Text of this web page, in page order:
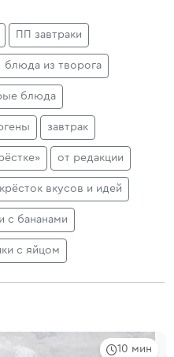
ПП завтраки
блюда из творога
блюда
завтрак
от редакции
вкусов и идей
с бананами
с яйцом
10 мин